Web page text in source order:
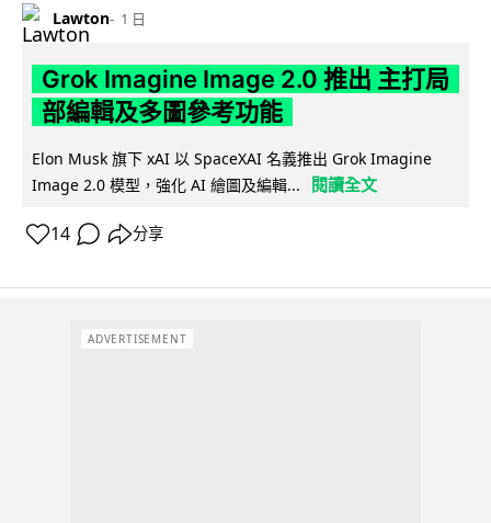
Lawton 1 日
Grok Imagine Image 2.0 推出 主打局
部編輯及多圖參考功能
Elon Musk 旗下 xAI 以 SpaceXAI 名義推出 Grok Imagine
Image 2.0 模型，強化 AI 繪圖及編輯...
閱讀全文
14 分享
ADVERTISEMENT